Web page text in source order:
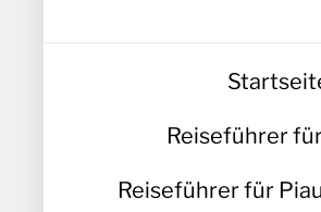
Reiseführer
Reiseführer für